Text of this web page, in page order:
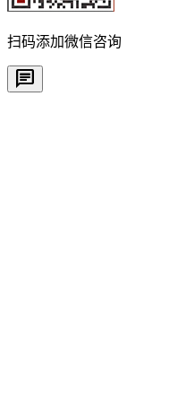
扫码添加微信咨询
chat